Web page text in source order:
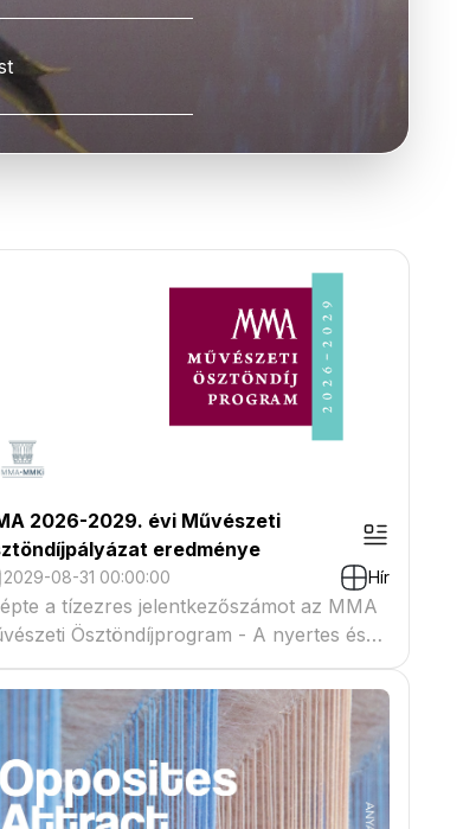
2026-2029. évi Művészeti
eredménye
2029-08-31 00:00:00 Hír
a tízezres jelentkezőszámot az MMA
Ösztöndíjprogram - A nyertes és
pályázók névsora megtekinthető